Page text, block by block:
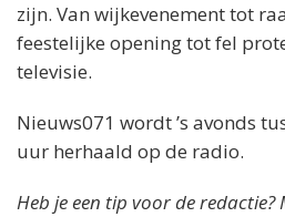
zijn. Van wijkevenement tot
feestelijke opening tot fel
televisie.
Nieuws071 wordt ’s avonds
uur herhaald op de radio.
Heb je een tip voor de